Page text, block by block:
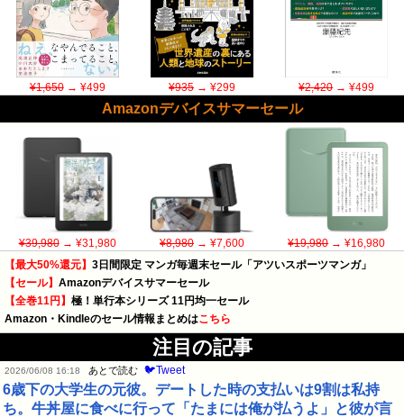
¥1,650→ ¥499 ¥935→ ¥299 ¥2,420→ ¥499
Amazonデバイスサマーセール
¥39,980→ ¥31,980 ¥8,980→ ¥7,600 ¥19,980→ ¥16,980
【最大50%還元】 3日間限定 マンガ毎週末セール「アツいスポーツマンガ」
【セール】 Amazonデバイスサマーセール
【全巻11円】 極！単行本シリーズ 11円均一セール
Amazon・Kindleのセール情報まとめはこちら
注目の記事
2026/06/08 16:18 あとで読む 🐦Tweet
6歳下の大学生の元彼。デートした時の支払いは9割は私持
ち。牛丼屋に食べに行って「たまには俺が払うよ」と彼が言